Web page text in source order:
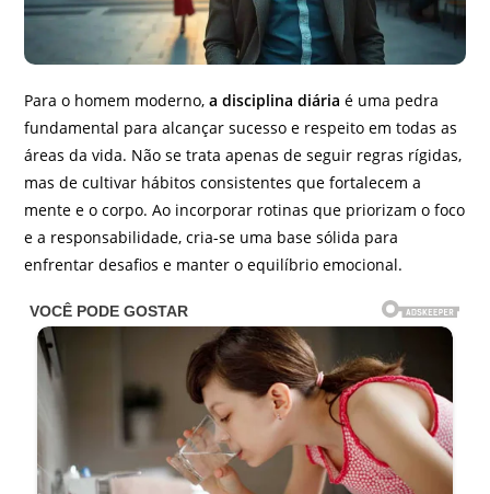
Para o homem moderno,a disciplina diária é uma pedra
fundamental para alcançar sucesso e respeito em todas as
áreas da vida. Não se trata apenas de seguir regras rígidas,
mas de cultivar hábitos consistentes que fortalecem a
mente e o corpo. Ao incorporar rotinas que priorizam o foco
e a responsabilidade, cria-se uma base sólida para
enfrentar desafios e manter o equilíbrio emocional.